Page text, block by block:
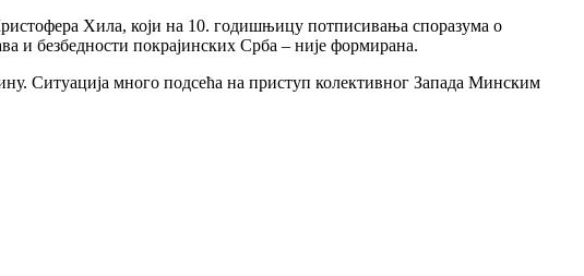
Хила, који на 10. годишњицу потписивања споразума о
и безбедности покрајинских Срба – није формирана.
Ситуација много подсећа на приступ колективног Запада Минским